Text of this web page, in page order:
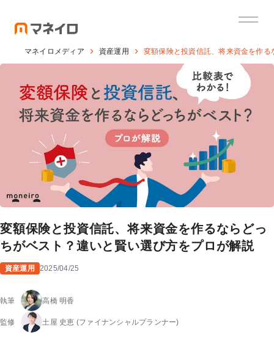
マネイロメディア 資産運用 変額保険と投資信託、将来資金を作
変額保険と投資信託、将来資金を作るならどっ
ちがベスト？違いと賢い選び方をプロが解説
資産運用 2025/04/25
執筆 高橋 明香
監修 土屋 史恵 (ファイナンシャルプランナー)